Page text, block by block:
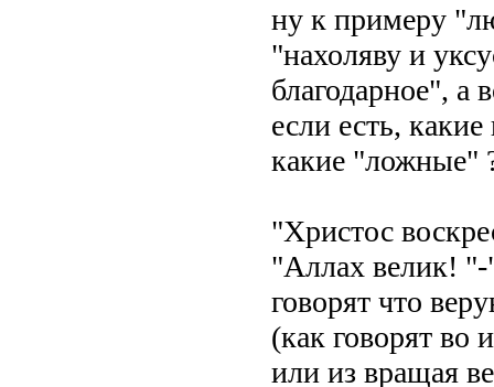
ну к примеру
"нахоляву и
благодарное", а
если есть,
какие "ложные"
"Христос
"Аллах велик! "-
говорят что
(как говорят во
или из вращая